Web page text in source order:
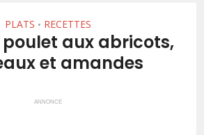
PLATS • RECETTES
poulet aux abricots,
et amandes
ANNONCE